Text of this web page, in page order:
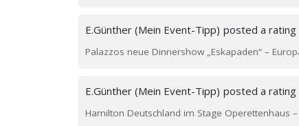
E.Günther (Mein Event-Tipp) posted a rating
Palazzos neue Dinnershow „Eskapaden“ –
E.Günther (Mein Event-Tipp) posted a rating
Hamilton Deutschland im Stage Operettenhaus